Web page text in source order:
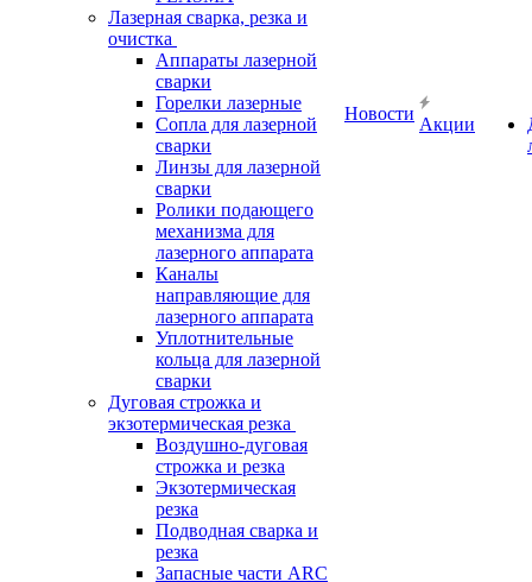
Лазерная сварка, резка и
очистка
Аппараты лазерной
сварки
Горелки лазерные
Сопла для лазерной
сварки
Линзы для лазерной
сварки
Ролики подающего
механизма для
лазерного аппарата
Каналы
направляющие для
лазерного аппарата
Уплотнительные
кольца для лазерной
сварки
Дуговая строжка и
экзотермическая резка
Воздушно-дуговая
строжка и резка
Экзотермическая
резка
Подводная сварка и
резка
Запасные части ARC
Новости
Акции